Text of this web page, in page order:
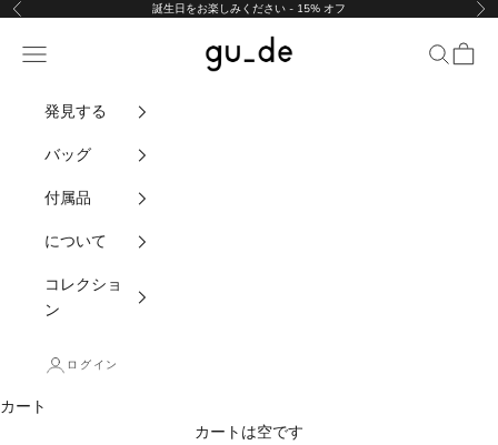
コンテンツにスキップ
前の 誕生日をお楽しみください - 15% オフ 次
gu_de
ナビゲーションメニュー 検索カート
発見する
バッグ
付属品
について
コレクショ
ン
ログイン
カート
カートは空です